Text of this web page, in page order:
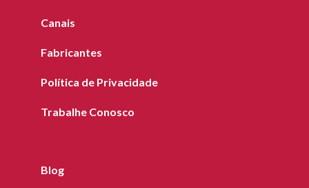
Canais
Fabricantes
Política de Privacidade
Trabalhe Conosco
Blog